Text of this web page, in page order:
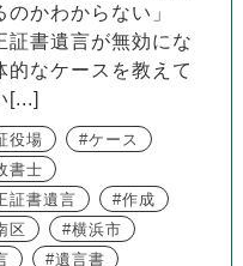
のかわからない」
証書遺言が無効にな
的なケースを教えて
[...]
役場
ケース
書士
証書遺言
作成
区
横浜市
遺言書